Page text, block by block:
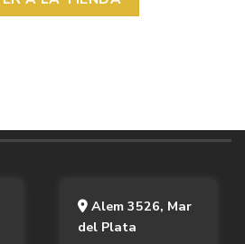
Alem 3526, Mar
del Plata